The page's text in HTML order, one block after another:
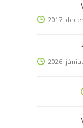
2017.
2026.